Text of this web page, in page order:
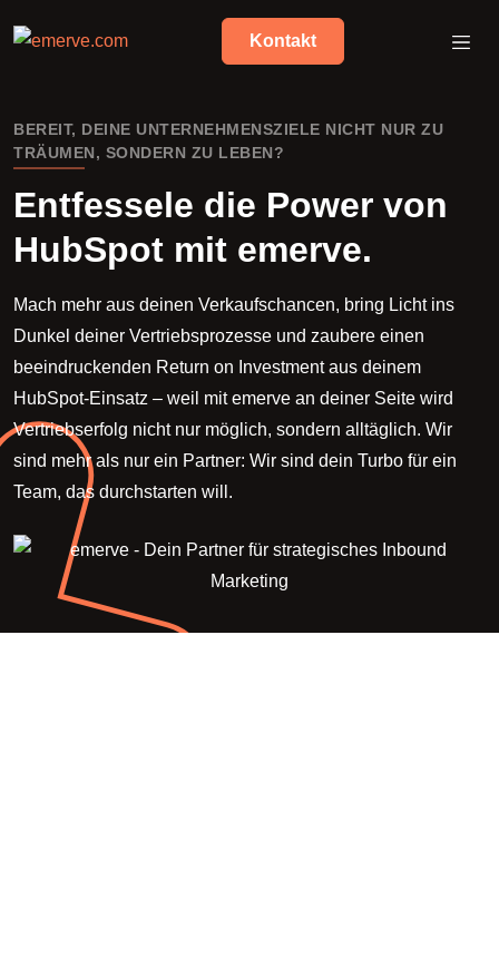
Kontakt
BEREIT, DEINE UNTERNEHMENSZIELE NICHT NUR ZU
TRÄUMEN, SONDERN ZU LEBEN?
Entfessele die Power von
HubSpot mit emerve.
Mach mehr aus deinen Verkaufschancen, bring Licht ins
Dunkel deiner Vertriebsprozesse und zaubere einen
beeindruckenden Return on Investment aus deinem
HubSpot-Einsatz – weil mit emerve an deiner Seite wird
Vertriebserfolg nicht nur möglich, sondern alltäglich. Wir
sind mehr als nur ein Partner: Wir sind dein Turbo für ein
Team, das durchstarten will.